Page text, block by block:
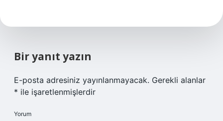
Bir yanıt yazın
E-posta adresiniz yayınlanmayacak. Gerekli alanlar
* ile işaretlenmişlerdir
Yorum